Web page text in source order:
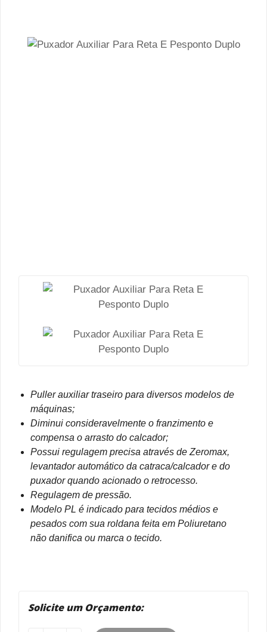
Puller auxiliar traseiro para diversos modelos de
máquinas;
Diminui consideravelmente o franzimento e
compensa o arrasto do calcador;
Possui regulagem precisa através de Zeromax,
levantador automático da catraca/calcador e do
puxador quando acionado o retrocesso.
Regulagem de pressão.
Modelo PL é indicado para tecidos médios e
pesados com sua roldana feita em Poliuretano
não danifica ou marca o tecido.
Solicite um Orçamento: